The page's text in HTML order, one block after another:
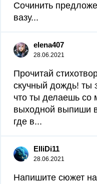
Сочинить
вазу...
elena407
28.06.2021
Прочитай
скучный дождь! ты
что ты делаешь со
выходной выпиши
где в...
ElliDi11
28.06.2021
Напишите сюжет